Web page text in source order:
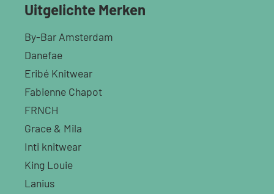
Uitgelichte Merken
By-Bar Amsterdam
Danefae
Eribé Knitwear
Fabienne Chapot
FRNCH
Grace & Mila
Inti knitwear
King Louie
Lanius